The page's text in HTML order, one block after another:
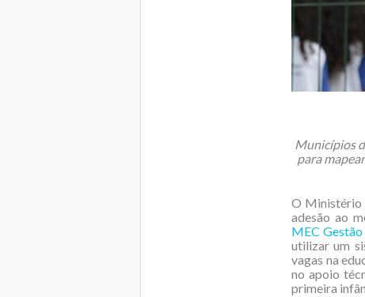
Municípios
para
O Ministério
adesão ao
MEC
utilizar um
vagas na
no apoio
primeira